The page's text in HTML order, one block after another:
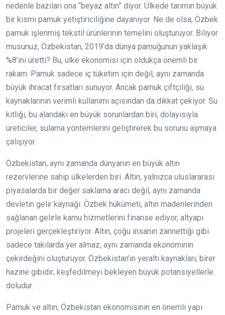
nedenle bazıları ona “beyaz altın” diyor. Ülkede tarımın büyük
bir kısmı pamuk yetiştiriciliğine dayanıyor. Ne de olsa, Özbek
pamuk işlenmiş tekstil ürünlerinin temelini oluşturuyor. Biliyor
musunuz, Özbekistan, 2019’da dünya pamuğunun yaklaşık
%8’ini üretti? Bu, ülke ekonomisi için oldukça önemli bir
rakam. Pamuk sadece iç tüketim için değil, aynı zamanda
büyük ihracat fırsatları sunuyor. Ancak pamuk çiftçiliği, su
kaynaklarının verimli kullanımı açısından da dikkat çekiyor. Su
kıtlığı, bu alandaki en büyük sorunlardan biri, dolayısıyla
üreticiler, sulama yöntemlerini geliştirerek bu sorunu aşmaya
çalışıyor.
Özbekistan, aynı zamanda dünyanın en büyük altın
rezervlerine sahip ülkelerden biri. Altın, yalnızca uluslararası
piyasalarda bir değer saklama aracı değil, aynı zamanda
devletin gelir kaynağı. Özbek hükümeti, altın madenlerinden
sağlanan gelirle kamu hizmetlerini finanse ediyor, altyapı
projeleri gerçekleştiriyor. Altın, çoğu insanın zannettiği gibi
sadece takılarda yer almaz, aynı zamanda ekonominin
çekirdeğini oluşturuyor. Özbekistan’ın yeraltı kaynakları, birer
hazine gibidir; keşfedilmeyi bekleyen büyük potansiyellerle
doludur.
Pamuk ve altın, Özbekistan ekonomisinin en önemli yapı